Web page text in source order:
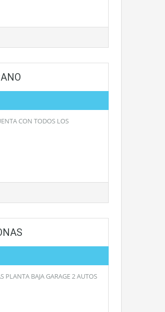
CON TODOS LOS
PLANTA BAJA GARAGE 2 AUTOS